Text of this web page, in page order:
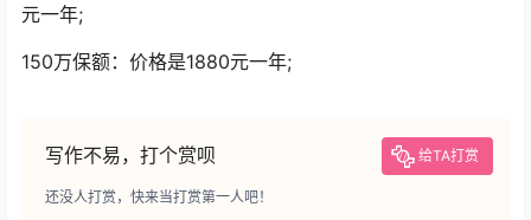
元一年;
150万保额：价格是1880元一年;
写作不易，打个赏呗 给TA打赏
还没人打赏，快来当打赏第一人吧！